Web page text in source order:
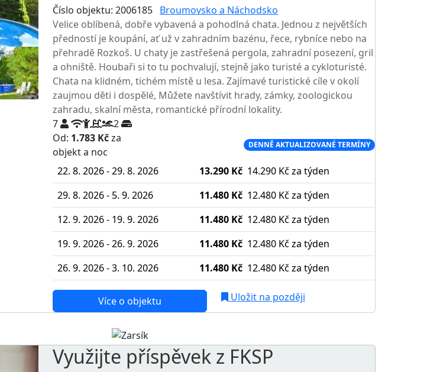
Číslo objektu: 2006185 Broumovsko a Náchodsko
Velice oblíbená, dobře vybavená a pohodlná chata. Jednou z největších
předností je koupání, ať už v zahradním bazénu, řece, rybníce nebo na
přehradě Rozkoš. U chaty je zastřešená pergola, zahradní posezení, gril
a ohniště. Houbaři si to tu pochvalují, stejně jako turisté a cykloturisté.
Chata na klidném, tichém místě u lesa. Zajímavé turistické cíle v okolí
zaujmou děti i dospělé, Můžete navštívit hrady, zámky, zoologickou
zahradu, skalní města, romantické přírodní lokality.
7
2
Od: 1.783 Kčza
objekt a noc
DENNĚ AKTUALIZOVANÉ TERMÍNY
22. 8. 2026 - 29. 8. 2026 13.290 Kč 14.290 Kč za týden
29. 8. 2026 - 5. 9. 2026
11.480 Kč 12.480 Kč za týden
12. 9. 2026 - 19. 9. 2026
11.480 Kč 12.480 Kč za týden
19. 9. 2026 - 26. 9. 2026
11.480 Kč 12.480 Kč za týden
26. 9. 2026 - 3. 10. 2026
11.480 Kč 12.480 Kč za týden
Více o objektu Uložit na později
Využijte příspěvek z FKSP